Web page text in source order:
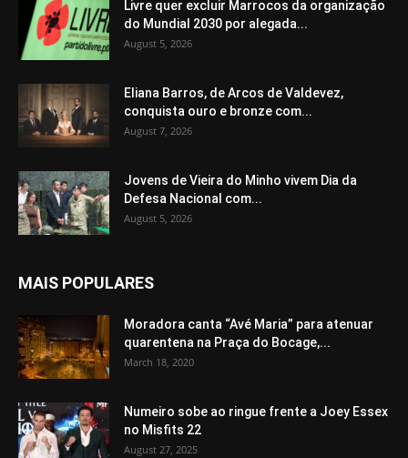
Livre quer excluir Marrocos da organização
do Mundial 2030 por alegada...
August 5, 2026
Eliana Barros, de Arcos de Valdevez,
conquista ouro e bronze com...
August 7, 2026
Jovens de Vieira do Minho vivem Dia da
Defesa Nacional com...
August 5, 2026
MAIS POPULARES
Moradora canta “Avé Maria” para atenuar
quarentena na Praça do Bocage,...
March 18, 2020
Numeiro sobe ao ringue frente a Joey Essex
no Misfits 22
August 27, 2025